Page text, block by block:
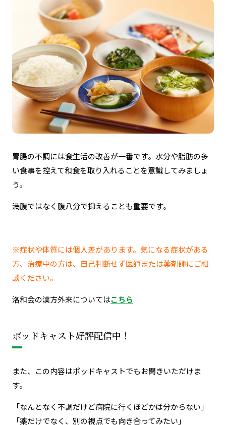
胃腸の不調には食生活の改善が一番です。水分や脂肪の多
い食事を控えて和食を取り入れることを意識してみましょ
う。
満腹ではなく腹八分で抑えることも重要です。
※症状や体質には個人差があります。気になる症状がある
方、治療中の方は、自己判断せず医師または薬剤師にご相
談ください。
洛和会の漢方外来についてはこちら
ポッドキャスト好評配信中！
また、この内容はポッドキャストでもお聞きいただけま
す。
「なんとなく不調だけど病院に行くほどかは分からない」
「薬だけでなく、別の視点でも向き合ってみたい」